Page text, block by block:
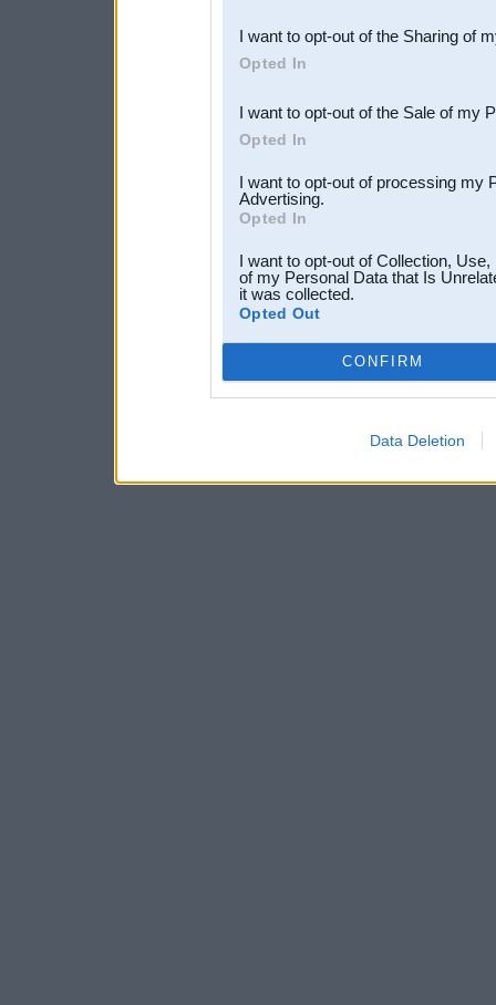
Downstream Participants
third parties.
I want to opt-out of the Sharing of
Opted In
I want to opt-out of the Sale of my
Opted In
I want to opt-out of processing my
Advertising.
Opted In
I want to opt-out of Collection,
of my Personal Data that Is
it was collected.
Opted Out
CONFIRM
Data Deletion